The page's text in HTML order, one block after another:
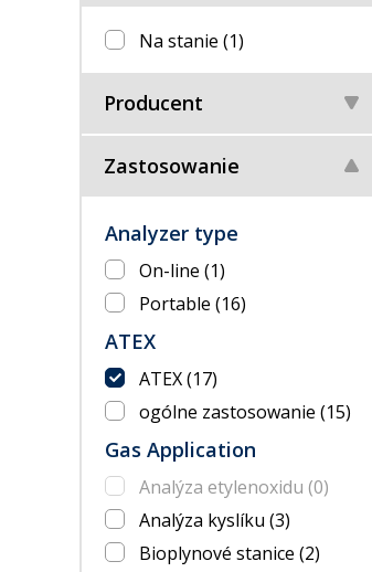
Na stanie (1)
Producent
Zastosowanie
Analyzer type
On-line (1)
Portable (16)
ATEX
ATEX(17)
ogólne zastosowanie (15)
Gas Application
Analýza etylenoxidu (0)
Analýza kyslíku (3)
Bioplynové stanice (2)